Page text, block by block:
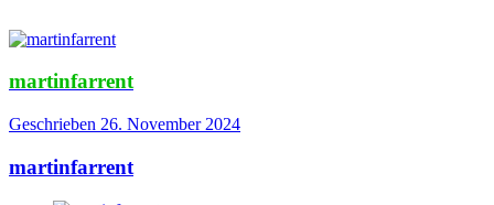
martinfarrent
Geschrieben 26. November 2024
martinfarrent